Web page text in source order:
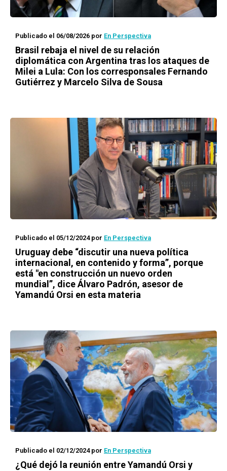
Publicado el 06/08/2026 por En Perspectiva
Brasil rebaja el nivel de su relación
diplomática con Argentina tras los ataques de
Milei a Lula: Con los corresponsales Fernando
Gutiérrez y Marcelo Silva de Sousa
Publicado el 05/12/2024por En Perspectiva
Uruguay debe “discutir una nueva política
internacional, en contenido y forma”, porque
está "en construcción un nuevo orden
mundial”, dice Álvaro Padrón, asesor de
Yamandú Orsi en esta materia
Publicado el 02/12/2024por En Perspectiva
¿Qué dejó la reunión entre Yamandú Orsi y